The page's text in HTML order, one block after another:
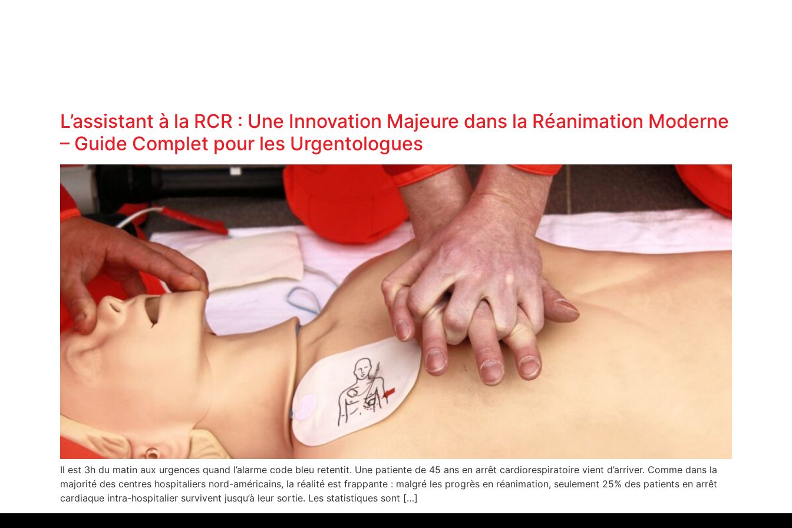
L’assistant à la RCR : Une Innovation Majeure dans la Réanimation Moderne
– Guide Complet pour les Urgentologues
Il est 3h du matin aux urgences quand l’alarme code bleu retentit. Une patiente de 45 ans en arrêt cardiorespiratoire vient d’arriver. Comme dans la
majorité des centres hospitaliers nord-américains, la réalité est frappante : malgré les progrès en réanimation, seulement 25% des patients en arrêt
cardiaque intra-hospitalier survivent jusqu’à leur sortie. Les statistiques sont […]